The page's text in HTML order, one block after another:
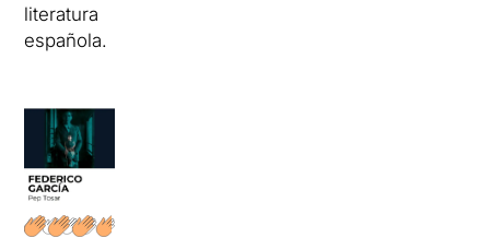
literatura
española.